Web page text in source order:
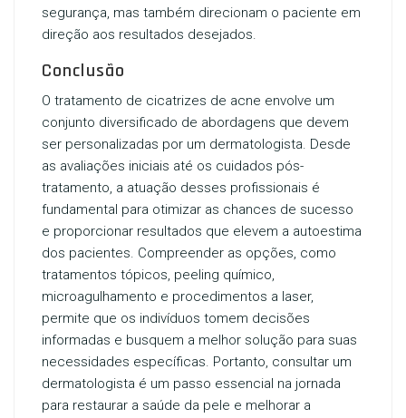
segurança, mas também direcionam o paciente em
direção aos resultados desejados.
Conclusão
O tratamento de cicatrizes de acne envolve um
conjunto diversificado de abordagens que devem
ser personalizadas por um dermatologista. Desde
as avaliações iniciais até os cuidados pós-
tratamento, a atuação desses profissionais é
fundamental para otimizar as chances de sucesso
e proporcionar resultados que elevem a autoestima
dos pacientes. Compreender as opções, como
tratamentos tópicos, peeling químico,
microagulhamento e procedimentos a laser,
permite que os indivíduos tomem decisões
informadas e busquem a melhor solução para suas
necessidades específicas. Portanto, consultar um
dermatologista é um passo essencial na jornada
para restaurar a saúde da pele e melhorar a